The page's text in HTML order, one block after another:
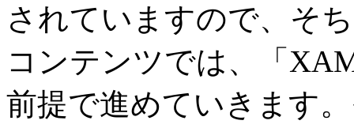
されていますので、そ
コンテンツでは、「
前提で進めていきます